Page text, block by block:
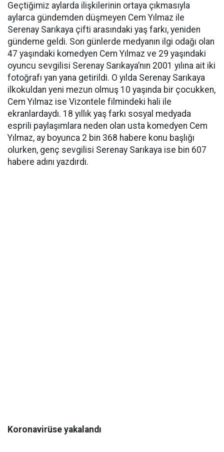
Geçtiğimiz aylarda ilişkilerinin ortaya çıkmasıyla
aylarca gündemden düşmeyen Cem Yılmaz ile
Serenay Sarıkaya çifti arasındaki yaş farkı, yeniden
gündeme geldi. Son günlerde medyanın ilgi odağı olan
47 yaşındaki komedyen Cem Yılmaz ve 29 yaşındaki
oyuncu sevgilisi Serenay Sarıkaya’nın 2001 yılına ait iki
fotoğrafı yan yana getirildi. O yılda Serenay Sarıkaya
ilkokuldan yeni mezun olmuş 10 yaşında bir çocukken,
Cem Yılmaz ise Vizontele filmindeki hali ile
ekranlardaydı. 18 yıllık yaş farkı sosyal medyada
esprili paylaşımlara neden olan usta komedyen Cem
Yılmaz, ay boyunca 2 bin 368 habere konu başlığı
olurken, genç sevgilisi Serenay Sarıkaya ise bin 607
habere adını yazdırdı.
Koronavirüse yakalandı